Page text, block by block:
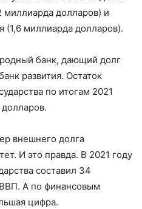
долларов) и
(1,6 миллиарда долларов).
банк, дающий долг
развития. Остаток
по итогам 2021
внешнего долга
И это правда. В 2021 году
составил 34
А по финансовым
цифра.